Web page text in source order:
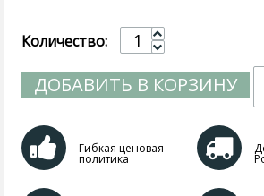
Количество:
ДОБАВИТЬ В КОРЗИНУ
Гибкая ценовая
политика